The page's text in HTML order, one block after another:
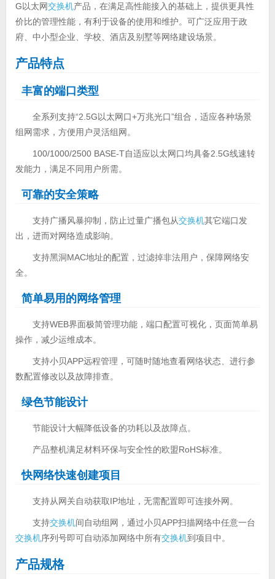
G以太网交换机产品，在满足高性能接入的基础上，提供更具性
价比的管理性能，有利于设备的使用和维护。可广泛应用于政
府、中小型企业、学校、酒店及别墅等网络建设场景。
产品特点
丰富的端口类型
全系列支持“2.5G以太网口+万兆光口”组合，适应各种场景
组网需求，方便用户灵活组网。
100/1000/2500 BASE-T自适应以太网口均具备2.5G线速转
发能力，满足不同用户所需。
可靠的安全策略
支持广播风暴抑制，防止过量广播包从交换机其它端口发
出，进而对网络造成影响。
支持黑洞MAC地址的配置，过滤掉非法用户，保障网络安
全。
简单易用的网络管理
支持WEB界面极简管理功能，端口配置可视化，页面简单易
操作，减少运维成本。
支持小贝APP远程管理，可随时随地查看网络状态、进行参
数配置修改以及故障排查。
绿色节能设计
节能设计大幅降低设备的功耗以及故障点。
产品整机满足材料环保与安全性的欧盟RoHS标准。
快网络快速创建项目
支持从网关自动获取IP地址，无需配置即可连接外网。
支持交换机间自动组网，通过小贝APP扫描网络中任意一台
交换机序列号即可自动添加网络中所有交换机到项目中。
产品规格